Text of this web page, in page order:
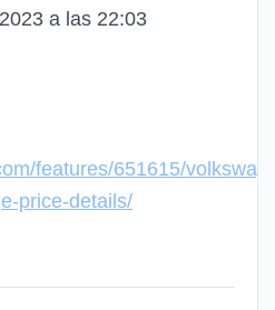
a las 22:03
features/651615/
price-details/